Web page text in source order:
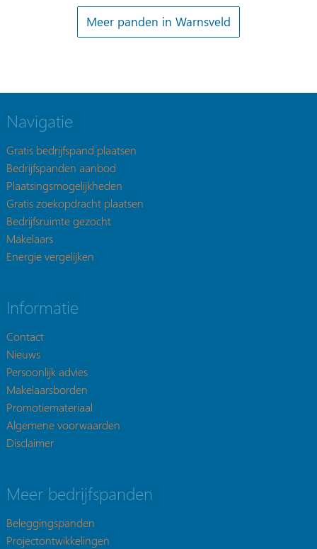
Meer panden in Warnsveld
Navigatie
Gratis bedrijfspand plaatsen
Bedrijfspanden aanbod
Plaatsingsmogelijkheden
Gratis zoekopdracht plaatsen
Bedrijfsruimte gezocht
Makelaars
Energie vergelijken
Informatie
Contact
Nieuws
Persoonlijk advies
Makelaarsborden
Promotiemateriaal
Algemene voorwaarden
Disclaimer
Meer bedrijfspanden
Beleggingspanden
Projectontwikkelingen